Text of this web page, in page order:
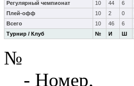
Турнир / Клуб № И Ш
Регулярный чемпионат
10 44 6
Плей-офф
10 2 0
Всего
10 46 6
№
- Номер,